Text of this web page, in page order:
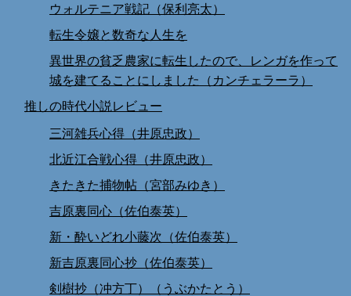
ウォルテニア戦記（保利亮太）
転生令嬢と数奇な人生を
異世界の貧乏農家に転生したので、レンガを作って
城を建てることにしました（カンチェラーラ）
推しの時代小説レビュー
三河雑兵心得（井原忠政）
北近江合戦心得（井原忠政）
きたきた捕物帖（宮部みゆき）
吉原裏同心（佐伯泰英）
新・酔いどれ小藤次（佐伯泰英）
新吉原裏同心抄（佐伯泰英）
剣樹抄（冲方丁）（うぶかたとう）